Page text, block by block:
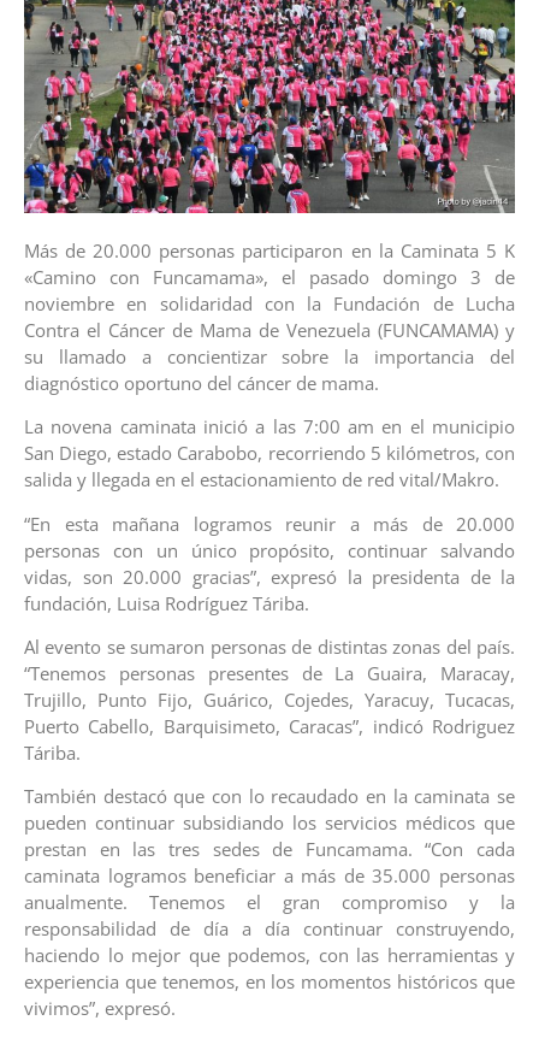
Más de 20.000 personas participaron en la Caminata 5 K
«Camino con Funcamama», el pasado domingo 3 de
noviembre en solidaridad con la Fundación de Lucha
Contra el Cáncer de Mama de Venezuela (FUNCAMAMA) y
su llamado a concientizar sobre la importancia del
diagnóstico oportuno del cáncer de mama.
La novena caminata inició a las 7:00 am en el municipio
San Diego, estado Carabobo, recorriendo 5 kilómetros, con
salida y llegada en el estacionamiento de red vital/Makro.
“En esta mañana logramos reunir a más de 20.000
personas con un único propósito, continuar salvando
vidas, son 20.000 gracias”, expresó la presidenta de la
fundación, Luisa Rodríguez Táriba.
Al evento se sumaron personas de distintas zonas del país.
“Tenemos personas presentes de La Guaira, Maracay,
Trujillo, Punto Fijo, Guárico, Cojedes, Yaracuy, Tucacas,
Puerto Cabello, Barquisimeto, Caracas”, indicó Rodriguez
Táriba.
También destacó que con lo recaudado en la caminata se
pueden continuar subsidiando los servicios médicos que
prestan en las tres sedes de Funcamama. “Con cada
caminata logramos beneficiar a más de 35.000 personas
anualmente. Tenemos el gran compromiso y la
responsabilidad de día a día continuar construyendo,
haciendo lo mejor que podemos, con las herramientas y
experiencia que tenemos, en los momentos históricos que
vivimos”, expresó.